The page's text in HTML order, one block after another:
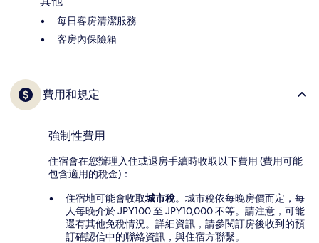
每日客房清潔服務
客房內保險箱
費用和規定
強制性費用
住宿會在您辦理入住或退房手續時收取以下費用 (費用可能
包含適用的稅金)：
住宿地可能會收取城市稅。城市稅依每晚房價而定，每
人每晚介於 JPY100 至 JPY10,000 不等。請注意，可能
還有其他免稅情況。詳細資訊，請參閱訂房後收到的預
訂確認信中的聯絡資訊，與住宿方聯繫。